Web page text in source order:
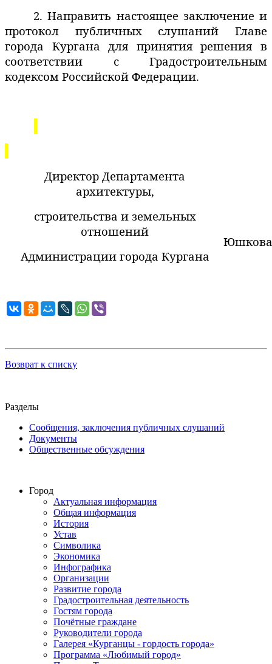
2. Направить настоящее заключение и
протокол публичных слушаний Главе
города Кургана для принятия решения в
соответствии с Градостроительным
кодексом Российской Федерации.
Директор Департамента
архитектуры,
строительства и земельных
отношений
Администрации города Кургана
Возврат к списку
Разделы
Сообщения, заключения публичных слушаний
Документы
Общественные обсуждения
Город
Актуальная информация
Общая информация
История
Устав
Символика
Экономика
Инфографика
Организации
Развитие города
Градостроительная деятельность
Гостям города
Почётные граждане
Руководители города
Галерея «Курганцы - гордость города»
Программа «Любимый город»